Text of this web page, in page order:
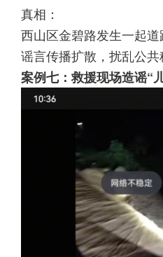
真相：
西山区金碧路发生一起
谣言传播扩散，扰乱公
案例七：救援现场造谣“